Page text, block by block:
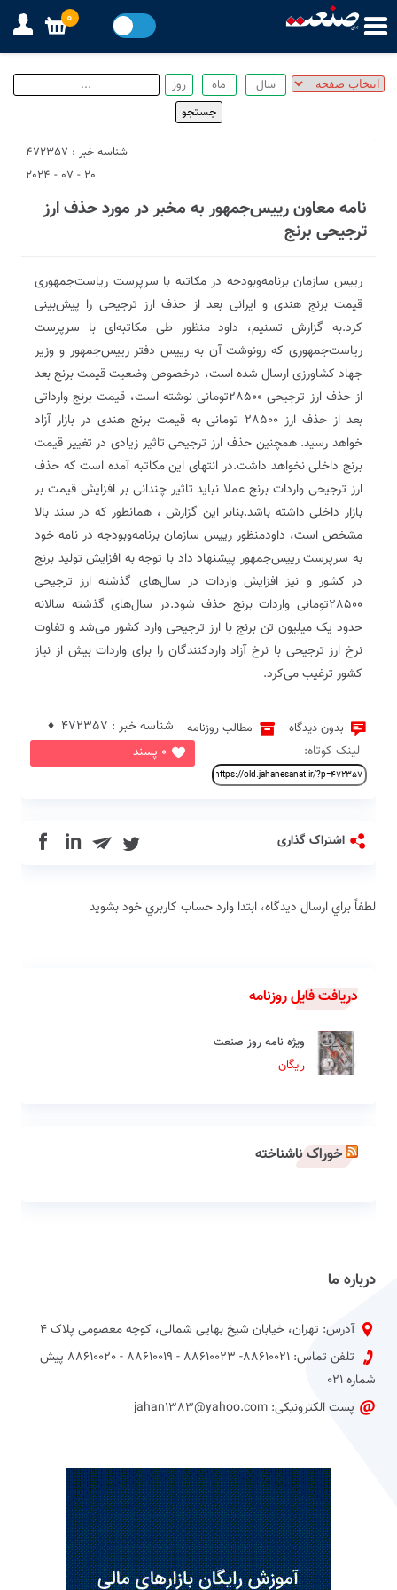
شناسه خبر : 472357
20 - 07 - 2024
نامه معاون رییس‌جمهور به مخبر در مورد حذف ارز
ترجیحی برنج
رییس سازمان برنامه‌و‌بودجه در مکاتبه با سرپرست ریاست‌جمهوری
قیمت برنج هندی و ایرانی بعد از حذف ارز ترجیحی را پیش‌بینی
کرد.به گزارش تسنیم، داود منظور طی مکاتبه‌ای با سرپرست
ریاست‌جمهوری که رونوشت آن به رییس دفتر رییس‌جمهور و وزیر
جهاد کشاورزی ارسال شده است، درخصوص وضعیت قیمت برنج بعد
از حذف ارز ترجیحی 28500‌تومانی نوشته است، قیمت برنج وارداتی
بعد از حذف ارز 28500 تومانی به قیمت برنج هندی در بازار آزاد
خواهد رسید. همچنین حذف ارز ترجیحی تاثیر زیادی در تغییر قیمت
برنج داخلی نخواهد داشت.در انتهای این مکاتبه آمده است که حذف
ارز ترجیحی واردات برنج عملا نباید تاثیر چندانی بر افزایش قیمت بر
بازار داخلی داشته باشد.بنابر این گزارش ، همانطور که در سند بالا
مشخص است، داودمنظور رییس سازمان برنامه‌وبودجه در نامه‌ خود
به سرپرست رییس‌جمهور پیشنهاد داد با توجه به افزایش تولید برنج
در کشور و نیز افزایش واردات در سال‌های گذشته ارز ترجیحی
28500‌تومانی واردات برنج حذف شود.در سال‌های گذشته سالانه
حدود یک میلیون تن برنج با ارز ترجیحی وارد کشور می‌شد و تفاوت
نرخ ارز ترجیحی با نرخ آزاد واردکنندگان را برای واردات بیش از نیاز
کشور ترغیب می‌کرد.
بدون دیدگاه مطالب روزنامه
0 پسند
شناسه خبر : 472357 ♦
لینک کوتاه:
اشتراک گذاری in
لطفاً براي ارسال دیدگاه، ابتدا وارد حساب كاربري خود بشويد
دریافت فایل روزنامه
ویژه نامه روز صنعت
رایگان
خوراک ناشناخته
درباره ما
آدرس: تهران، خیابان شیخ بهایی شمالی، کوچه معصومی پلاک 4
تلفن تماس: 88610021- 88610023 - 88610019 - 88610020 پیش
شماره 021
پست الکترونیکی: jahan1383@yahoo.com
0